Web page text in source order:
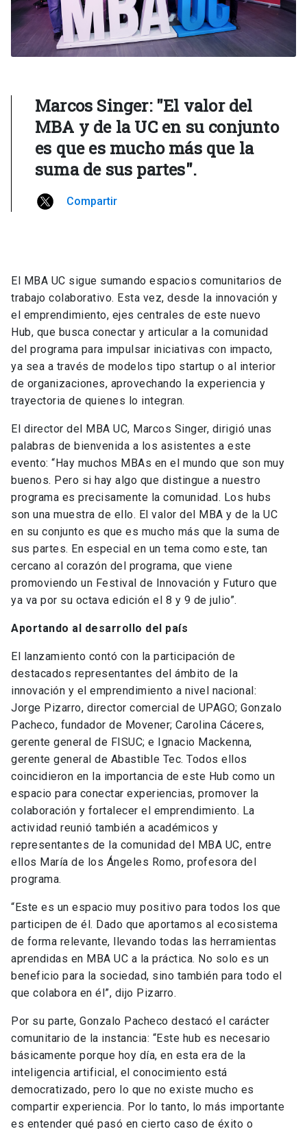
Marcos Singer: "El valor del
MBA y de la UC en su conjunto
es que es mucho más que la
suma de sus partes".
Compartir
El MBA UC sigue sumando espacios comunitarios de
trabajo colaborativo. Esta vez, desde la innovación y
el emprendimiento, ejes centrales de este nuevo
Hub, que busca conectar y articular a la comunidad
del programa para impulsar iniciativas con impacto,
ya sea a través de modelos tipo startup o al interior
de organizaciones, aprovechando la experiencia y
trayectoria de quienes lo integran.
El director del MBA UC, Marcos Singer, dirigió unas
palabras de bienvenida a los asistentes a este
evento: “Hay muchos MBAs en el mundo que son muy
buenos. Pero si hay algo que distingue a nuestro
programa es precisamente la comunidad. Los hubs
son una muestra de ello. El valor del MBA y de la UC
en su conjunto es que es mucho más que la suma de
sus partes. En especial en un tema como este, tan
cercano al corazón del programa, que viene
promoviendo un Festival de Innovación y Futuro que
ya va por su octava edición el 8 y 9 de julio”.
Aportando al desarrollo del país
El lanzamiento contó con la participación de
destacados representantes del ámbito de la
innovación y el emprendimiento a nivel nacional:
Jorge Pizarro, director comercial de UPAGO; Gonzalo
Pacheco, fundador de Movener; Carolina Cáceres,
gerente general de FISUC; e Ignacio Mackenna,
gerente general de Abastible Tec. Todos ellos
coincidieron en la importancia de este Hub como un
espacio para conectar experiencias, promover la
colaboración y fortalecer el emprendimiento. La
actividad reunió también a académicos y
representantes de la comunidad del MBA UC, entre
ellos María de los Ángeles Romo, profesora del
programa.
“Este es un espacio muy positivo para todos los que
participen de él. Dado que aportamos al ecosistema
de forma relevante, llevando todas las herramientas
aprendidas en MBA UC a la práctica. No solo es un
beneficio para la sociedad, sino también para todo el
que colabora en él”, dijo Pizarro.
Por su parte, Gonzalo Pacheco destacó el carácter
comunitario de la instancia: “Este hub es necesario
básicamente porque hoy día, en esta era de la
inteligencia artificial, el conocimiento está
democratizado, pero lo que no existe mucho es
compartir experiencia. Por lo tanto, lo más importante
es entender qué pasó en cierto caso de éxito o